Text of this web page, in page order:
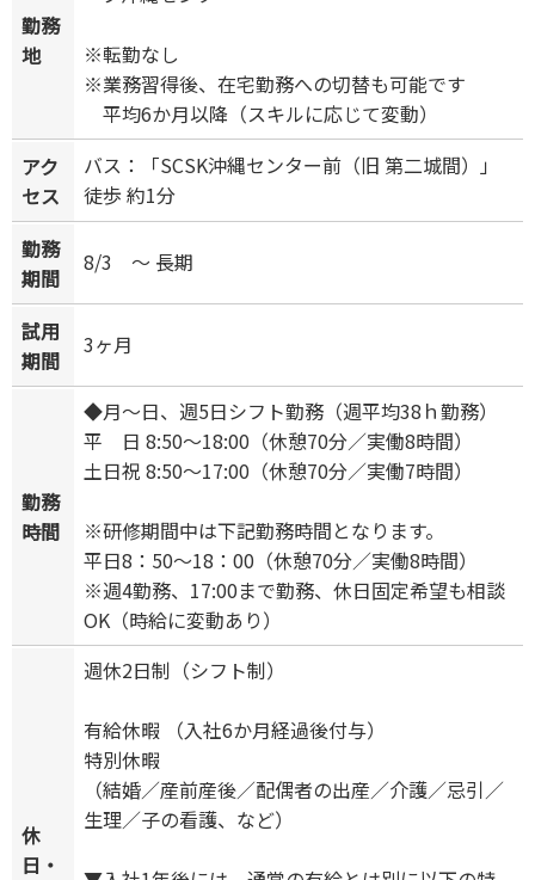
勤務
地
※転勤なし
※業務習得後、在宅勤務への切替も可能です
平均6か月以降（スキルに応じて変動）
アク
セス
バス：「SCSK沖縄センター前（旧 第二城間）」
徒歩 約1分
勤務
期間
8/3 ～ 長期
試用
期間
3ヶ月
勤務
時間
◆月～日、週5日シフト勤務（週平均38ｈ勤務）
平 日 8:50～18:00（休憩70分／実働8時間）
土日祝 8:50～17:00（休憩70分／実働7時間）
※研修期間中は下記勤務時間となります。
平日8：50～18：00（休憩70分／実働8時間）
※週4勤務、17:00まで勤務、休日固定希望も相談
OK（時給に変動あり）
休
日・
週休2日制（シフト制）
有給休暇 （入社6か月経過後付与）
特別休暇
（結婚／産前産後／配偶者の出産／介護／忌引／
生理／子の看護、など）